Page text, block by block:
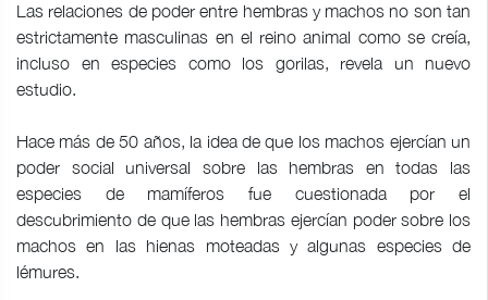
Las relaciones de poder entre hembras y machos no son tan
estrictamente masculinas en el reino animal como se creía,
incluso en especies como los gorilas, revela un nuevo
estudio.
Hace más de 50 años, la idea de que los machos ejercían un
poder social universal sobre las hembras en todas las
especies de mamíferos fue cuestionada por el
descubrimiento de que las hembras ejercían poder sobre los
machos en las hienas moteadas y algunas especies de
lémures.